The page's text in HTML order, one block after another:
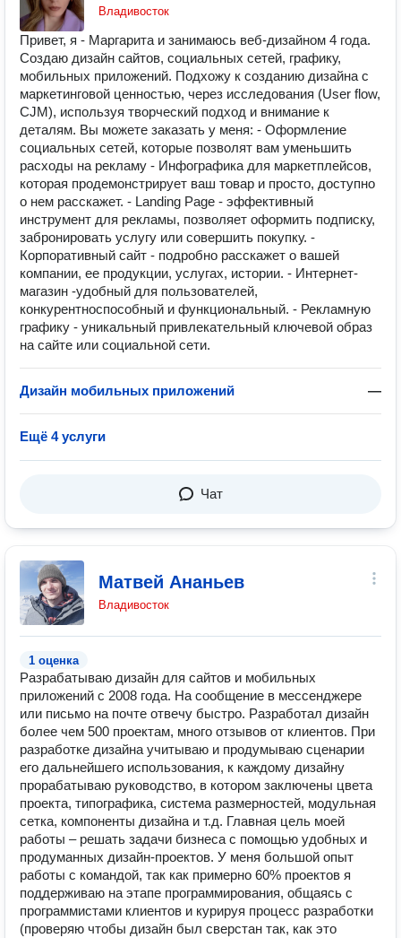
Владивосток
Привет, я - Маргарита и занимаюсь веб-дизайном 4 года.
Создаю дизайн сайтов, социальных сетей, графику,
мобильных приложений. Подхожу к созданию дизайна с
маркетинговой ценностью, через исследования (User flow,
СJM), используя творческий подход и внимание к
деталям. Вы можете заказать у меня: - Оформление
социальных сетей, которые позволят вам уменьшить
расходы на рекламу - Инфографика для маркетплейсов,
которая продемонстрирует ваш товар и просто, доступно
о нем расскажет. - Landing Page - эффективный
инструмент для рекламы, позволяет оформить подписку,
забронировать услугу или совершить покупку. -
Корпоративный сайт - подробно расскажет о вашей
компании, ее продукции, услугах, истории. - Интернет-
магазин -удобный для пользователей,
конкурентноспособный и функциональный. - Рекламную
графику - уникальный привлекательный ключевой образ
на сайте или социальной сети.
Дизайн мобильных приложений —
Ещё 4 услуги
Чат
Матвей Ананьев
Владивосток
1 оценка
Разрабатываю дизайн для сайтов и мобильных
приложений с 2008 года. На сообщение в мессенджере
или письмо на почте отвечу быстро. Разработал дизайн
более чем 500 проектам, много отзывов от клиентов. При
разработке дизайна учитываю и продумываю сценарии
его дальнейшего использования, к каждому дизайну
прорабатываю руководство, в котором заключены цвета
проекта, типографика, система размерностей, модульная
сетка, компоненты дизайна и т.д. Главная цель моей
работы – решать задачи бизнеса с помощью удобных и
продуманных дизайн-проектов. У меня большой опыт
работы с командой, так как примерно 60% проектов я
поддерживаю на этапе программирования, общаясь с
программистами клиентов и курируя процесс разработки
(проверяю чтобы дизайн был сверстан так, как это